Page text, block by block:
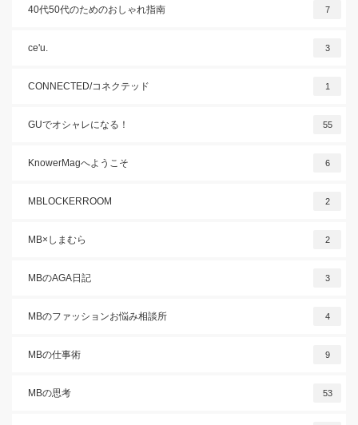
40代50代のためのおしゃれ指南 7
ce'u. 3
CONNECTED/コネクテッド 1
GUでオシャレになる！ 55
KnowerMagへようこそ 6
MBLOCKERROOM 2
MB×しまむら 2
MBのAGA日記 3
MBのファッションお悩み相談所 4
MBの仕事術 9
MBの思考 53